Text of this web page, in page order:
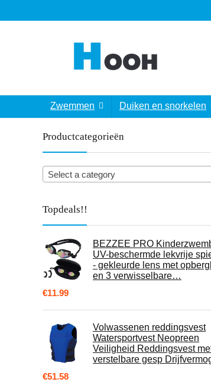
Zwemmen Duiken en snorkelen
Productcategorieën
Select a category
Topdeals!!
BEZZEE PRO
UV-beschermde lekvrije
- gekleurde lens met
en 3 verwisselbare…
€11.99
Volwassenen reddingsvest
Watersportvest Neopreen
Veiligheid Reddingsvest
verstelbare gesp
€51.58